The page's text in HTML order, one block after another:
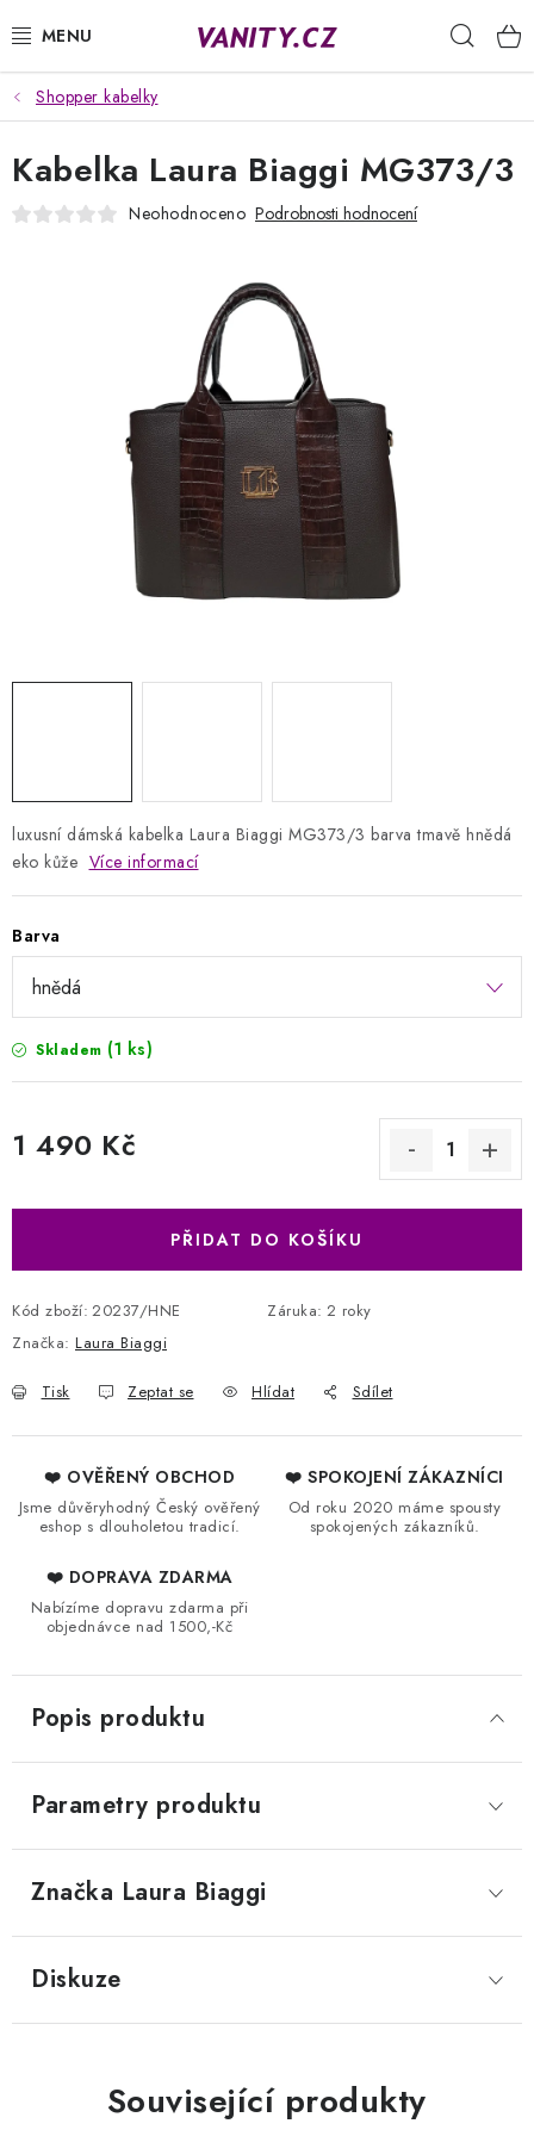
na
KABELKY
SPODNÍ PRÁDLO
PUNČOCHY
NAPIŠTE NÁM
Jak nakupovat
Obchodní podmínky
Podmínky ochrany osobních údajů
Shopper kabelky
luxusní dámská kabelka Laura Biaggi MG373/3 barva tmavě hnědá
eko kůže Více informací
Barva
Skladem (1 ks)
1 490 Kč
PŘIDAT DO KOŠÍKU
Kód zboží: 20237/HNE Záruka: 2 roky
Značka: Laura Biaggi
Tisk Zeptat se Hlídat Sdílet
Kabelka Laura Biaggi MG373/3
Neohodnoceno Podrobnosti hodnocení
❤️ OVĚŘENÝ OBCHOD
Jsme důvěryhodný Český ověřený
eshop s dlouholetou tradicí.
❤️ SPOKOJENÍ ZÁKAZNÍCI
Od roku 2020 máme spousty
spokojených zákazníků.
❤️ DOPRAVA ZDARMA
Nabízíme dopravu zdarma při
objednávce nad 1500,-Kč
Popis produktu
Parametry produktu
Značka Laura Biaggi
Diskuze
Související produkty